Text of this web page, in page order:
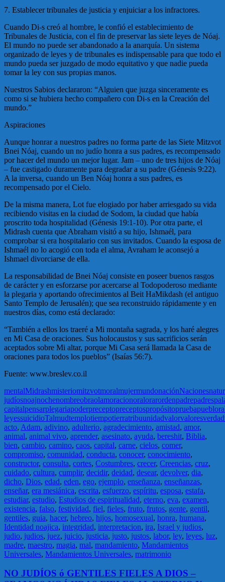
7. Establecer tribunales de justicia y enjuiciar a los infractores.
Cuando Di-s creó al hombre, le confió el establecimiento de
Tribunales de Justicia, con el fin de preservar las siete leyes de Nóaj.
El mundo no puede ser abandonado a la anarquía. Un sistema
organizado de leyes y de tribunales es indispensable para que todo el
mundo pueda ser juzgado de modo equitativo y que nadie pueda
tomar la ley con sus propias manos.
Nuestros Sabios declararon: “Alguien que juzga sinceramente es
como si se hubiera hecho compañero con Di-s en la Creación del
mundo.”
Aspiraciones
Aunque honrar a nuestros padres no forma parte de las Siete Mitzvot
Bnei Nóaj, cuando un no judío honra a sus padres, es recompensado
por hacer del mundo un mejor lugar. Jam – uno de tres hijos de Nóaj
– fue castigado duramente para degradar a su padre (Génesis 9:22).
A la inversa, cuando un Ben Nóaj honra a sus padres, es
recompensado por el Cielo.
De la misma manera, Lot fue elogiado por haber arriesgado su vida
recibiendo visitas en la ciudad de Sodom, la ciudad que había
proscrito toda hospitalidad (Génesis 19:1-10). Por otra parte, el
Midrash cuenta que Abraham visitó a su hijo, Ishmaél, para
comprobar si era hospitalario con sus invitados. Cuando la esposa de
Ishmaél no lo acogió con toda el alma, Avraham le aconsejó a
Ishmael divorciarse de ella.
La responsabilidad de Bnei Nóaj consiste en poseer buenos rasgos
de carácter y en esforzarse por acercarse al Todopoderoso mediante
la plegaria y aportando ofrecimientos al Beit HaMikdash (el antiguo
Santo Templo de Jerusalén); que sea reconstruido rápidamente y en
nuestros días, como está declarado:
“También a ellos los traeré a Mi montaña sagrada, y los haré alegres
en Mi Casa de oraciones. Sus holocaustos y sus sacrificios serán
aceptados sobre Mi altar, porque Mi Casa será llamada la Casa de
oraciones para todos los pueblos” (Isaías 56:7).
Fuente: www.breslev.co.il
mentalMidrashmisteriomitzvotmoralmujermundonaciónNaciones
judíosnoajnochenombreobraolamoracionoralorarordenpadrepadres
capitalpensarplegariapoderpreceptopreceptospropósitopruebapueblo
leyessuicidioTalmudtemplotiempotierratribuunidadvalorvaloresverdad
acto, Adam, adivino, adulterio, agradecimiento, amistad, amor,
animal, animal vivo, aprender, asesinato, ayuda, bereshit, Biblia,
bien, cambio, camino, caos, capital, carne, cielos, comer,
compromiso, comunidad, conducta, conocer, conocimiento,
constructor, consulta, cortes, Costumbres, crecer, Creencias, cruz,
cuidado, cultura, cumplir, decidir, deidad, desear, devolver, dia,
dicho, Dios, edad, eden, ego, ejemplo, enseñanza, enseñanzas,
enseñar, era mesiánica, escrita, esfuerzo, espíritu, esposa, estafa,
estudiar, estudio, Estudios de espiritualidad, eterno, eva, examen,
existencia, falso, festividad, fiel, fieles, fruto, frutos, gente, gentil,
gentiles, guia, hacer, hebreo, hijos, homosexual, honra, humana,
Identidad noajica, integridad, interpretacion, ira, Israel y judios,
judio, judios, juez, juicio, justicia, justo, justos, labor, ley, leyes, luz,
madre, maestro, magia, mal, mandamiento, Mandamientos
Universales, Mandamientos Universales, matrimonio
NO JUDÍOS ó GENTILES FIELES A DIOS –